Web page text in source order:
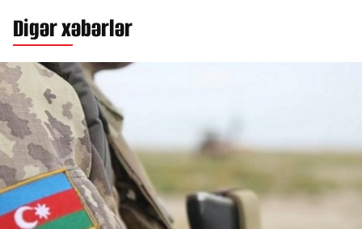
Digər xəbərlər